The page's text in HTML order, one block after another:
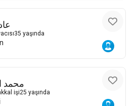
35 yaşında
محمد
işi25 yaşında